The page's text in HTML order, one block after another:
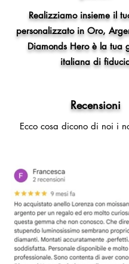
Realizziamo insieme il
personalizzato in Oro,
Diamonds Hero è la tua
italiana di
Recensioni
Ecco cosa dicono di noi i